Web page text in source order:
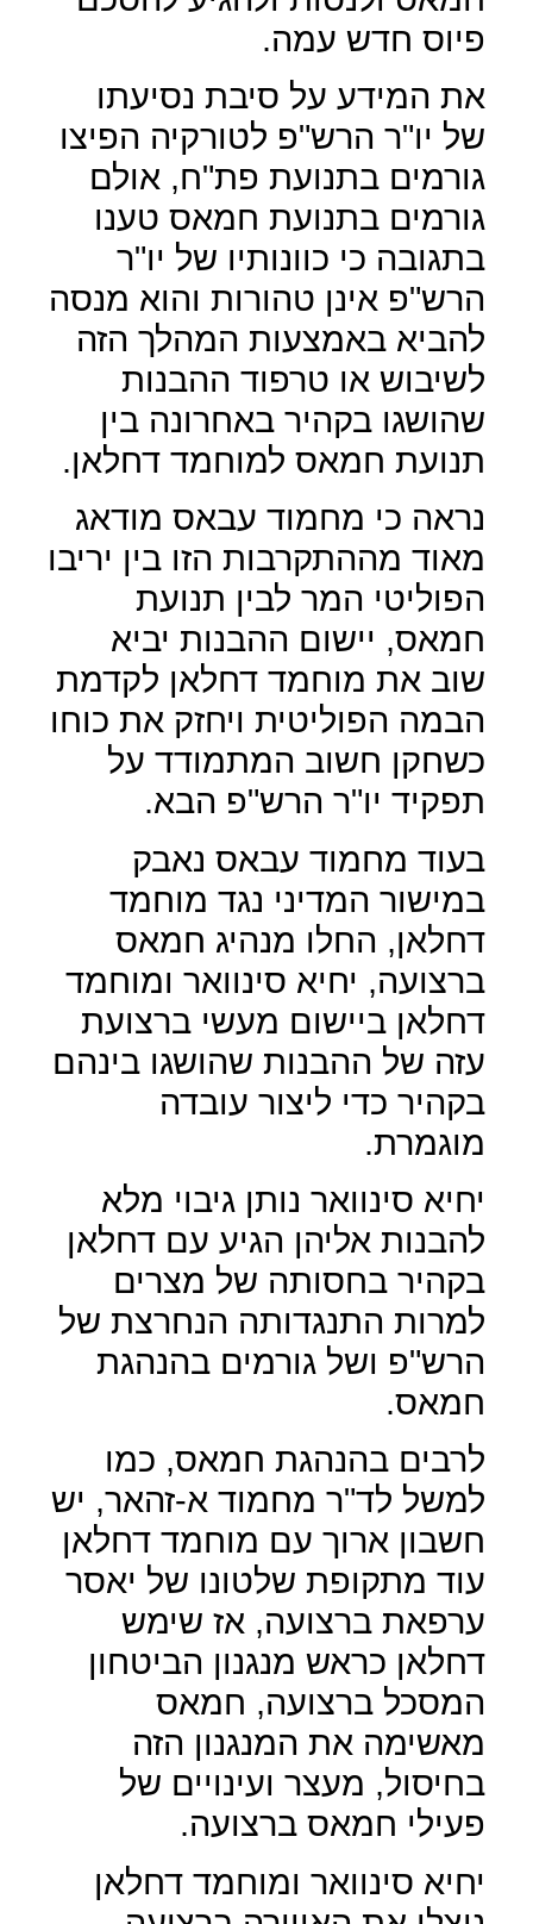
פיוס חדש עמה.
את המידע על סיבת נסיעתו
של יו"ר הרש"פ לטורקיה הפיצו
גורמים בתנועת פת"ח, אולם
גורמים בתנועת חמאס טענו
בתגובה כי כוונותיו של יו"ר
הרש"פ אינן טהורות והוא מנסה
להביא באמצעות המהלך הזה
לשיבוש או טרפוד ההבנות
שהושגו בקהיר באחרונה בין
תנועת חמאס למוחמד דחלאן.
נראה כי מחמוד עבאס מודאג
מאוד מההתקרבות הזו בין יריבו
הפוליטי המר לבין תנועת
חמאס, יישום ההבנות יביא
שוב את מוחמד דחלאן לקדמת
הבמה הפוליטית ויחזק את כוחו
כשחקן חשוב המתמודד על
תפקיד יו"ר הרש"פ הבא.
בעוד מחמוד עבאס נאבק
במישור המדיני נגד מוחמד
דחלאן, החלו מנהיג חמאס
ברצועה, יחיא סינוואר ומוחמד
דחלאן ביישום מעשי ברצועת
עזה של ההבנות שהושגו בינהם
בקהיר כדי ליצור עובדה
מוגמרת.
יחיא סינוואר נותן גיבוי מלא
להבנות אליהן הגיע עם דחלאן
בקהיר בחסותה של מצרים
למרות התנגדותה הנחרצת של
הרש"פ ושל גורמים בהנהגת
חמאס.
לרבים בהנהגת חמאס, כמו
למשל לד"ר מחמוד א-זהאר, יש
חשבון ארוך עם מוחמד דחלאן
עוד מתקופת שלטונו של יאסר
ערפאת ברצועה, אז שימש
דחלאן כראש מנגנון הביטחון
המסכל ברצועה, חמאס
מאשימה את המנגנון הזה
בחיסול, מעצר ועינויים של
פעילי חמאס ברצועה.
יחיא סינוואר ומוחמד דחלאן